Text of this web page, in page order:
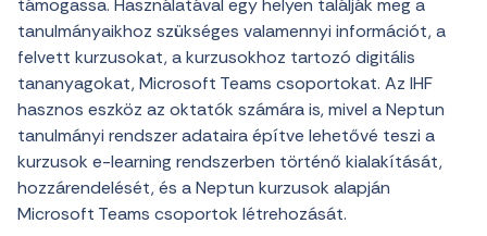
támogassa. Használatával egy helyen találják meg a
tanulmányaikhoz szükséges valamennyi információt, a
felvett kurzusokat, a kurzusokhoz tartozó digitális
tananyagokat, Microsoft Teams csoportokat. Az IHF
hasznos eszköz az oktatók számára is, mivel a Neptun
tanulmányi rendszer adataira építve lehetővé teszi a
kurzusok e-learning rendszerben történő kialakítását,
hozzárendelését, és a Neptun kurzusok alapján
Microsoft Teams csoportok létrehozását.